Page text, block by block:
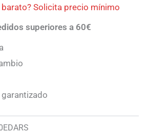
Solicita precio mínimo
superiores a 60€